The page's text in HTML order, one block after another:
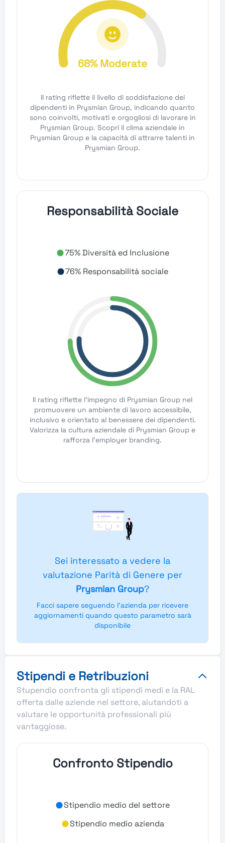
68% Moderate
Il rating riflette il livello di soddisfazione dei
dipendenti in Prysmian Group, indicando quanto
sono coinvolti, motivati e orgogliosi di lavorare in
Prysmian Group. Scopri il clima aziendale in
Prysmian Group e la capacità di attrarre talenti in
Prysmian Group.
Responsabilità Sociale
75% Diversità ed Inclusione
76% Responsabilità sociale
Il rating riflette l'impegno di Prysmian Group nel
promuovere un ambiente di lavoro accessibile,
inclusivo e orientato al benessere dei dipendenti.
Valorizza la cultura aziendale di Prysmian Group e
rafforza l'employer branding.
Sei interessato a vedere la
valutazione Parità di Genere per
Prysmian Group?
Facci sapere seguendo l'azienda per ricevere
aggiornamenti quando questo parametro sarà
disponibile
Stipendi e Retribuzioni
Stupendio confronta gli stipendi medi e la RAL
offerta dalle aziende nel settore, aiutandoti a
valutare le opportunità professionali più
vantaggiose.
Confronto Stipendio
Stipendio medio del settore
Stipendio medio azienda